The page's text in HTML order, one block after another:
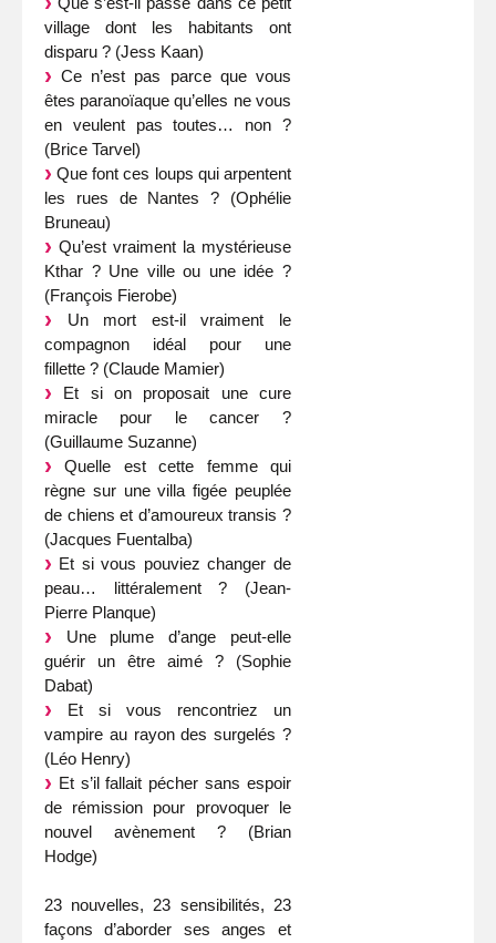
village dont les habitants ont
disparu ? (Jess Kaan)
Ce n’est pas parce que vous
êtes paranoïaque qu’elles ne vous
en veulent pas toutes… non ?
(Brice Tarvel)
Que font ces loups qui arpentent
les rues de Nantes ? (Ophélie
Bruneau)
Qu’est vraiment la mystérieuse
Kthar ? Une ville ou une idée ?
(François Fierobe)
Un mort est-il vraiment le
compagnon idéal pour une
fillette ? (Claude Mamier)
Et si on proposait une cure
miracle pour le cancer ?
(Guillaume Suzanne)
Quelle est cette femme qui
règne sur une villa figée peuplée
de chiens et d’amoureux transis ?
(Jacques Fuentalba)
Et si vous pouviez changer de
peau… littéralement ? (Jean-
Pierre Planque)
Une plume d’ange peut-elle
guérir un être aimé ? (Sophie
Dabat)
Et si vous rencontriez un
vampire au rayon des surgelés ?
(Léo Henry)
Et s’il fallait pécher sans espoir
de rémission pour provoquer le
nouvel avènement ? (Brian
Hodge)
23 nouvelles, 23 sensibilités, 23
façons d’aborder ses anges et